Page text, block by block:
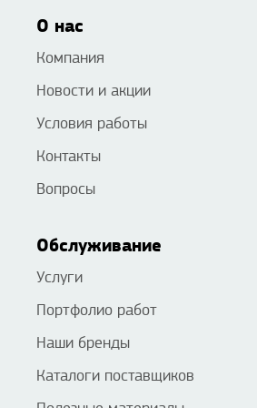
О нас
Компания
Новости и акции
Условия работы
Контакты
Вопросы
Обслуживание
Услуги
Портфолио работ
Наши бренды
Каталоги поставщиков